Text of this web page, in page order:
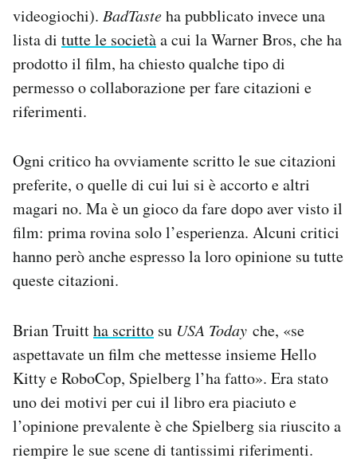
videogiochi). BadTasteha pubblicato invece una
lista di tutte le societàa cui la Warner Bros, che ha
prodotto il film, ha chiesto qualche tipo di
permesso o collaborazione per fare citazioni e
riferimenti.
Ogni critico ha ovviamente scritto le sue citazioni
preferite, o quelle di cui lui si è accorto e altri
magari no. Ma è un gioco da fare dopo aver visto il
film: prima rovina solo l’esperienza. Alcuni critici
hanno però anche espresso la loro opinione su tutte
queste citazioni.
Brian Truittha scritto su USA Today che, «se
aspettavate un film che mettesse insieme Hello
Kitty e RoboCop, Spielberg l’ha fatto». Era stato
uno dei motivi per cui il libro era piaciuto e
l’opinione prevalente è che Spielberg sia riuscito a
riempire le sue scene di tantissimi riferimenti.